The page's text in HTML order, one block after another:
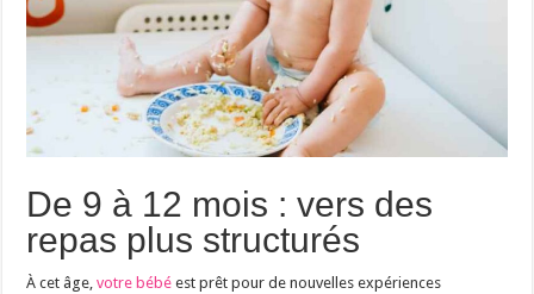
De 9 à 12 mois : vers des
repas plus structurés
À cet âge,votre bébé est prêt pour de nouvelles expériences